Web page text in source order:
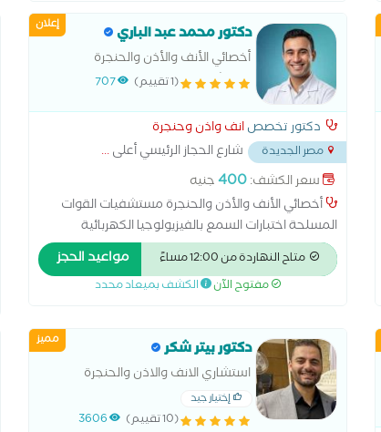
إعلان دكتور محمد عبد الباري
أخصائي الأنف والأذن والحنجرة
مستشفيات القوات المسلحة
(1 تقييم) 707
دكتور تخصصانف واذن وحنجرة
مصر الجديدة شارع الحجاز الرئيسي أعلى...
سعر الكشف:400جنيه
أخصائي الأنف والأذن والحنجرة مستشفيات القوات
المسلحة اختبارات السمع بالفيزيولوجيا الكهربائية
استئصال الغدة النخامية التسليك البالوني للجيوب الأنفية
الجراحة الميكروسكوبية للأذن الجراحة الميكروسكوبية
للحنجرة تنظيف الأذن من الشمع جراحة ترميم الأذن
التنفس بالجراحة عملية التصاق اللسان عملية الجيوب
الأنفية عملية الجيوب الأنفية بالمنظار عملية الغدة
الدرقية عملية الغدة اللعابية عملية اللوز عملية تحسين
الصوت عملية ترقيع طبلة الأذن عملية عظمة ركاب الأذن
متاح النهاردة من 12:00 مساءً مواعيد الحجز
مفتوح الآن الكشف بميعاد محدد
مميز دكتور بيتر شكر
استشاري الانف والاذن والحنجرة
إختيار جيد
(10 تقييم) 3606